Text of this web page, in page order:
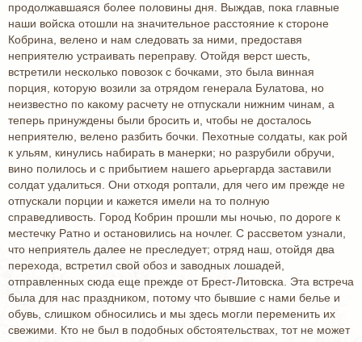
продолжавшаяся более половины дня. Выждав, пока главные
наши войска отошли на значительное расстояние к стороне
Кобрина, велено и нам следовать за ними, предоставя
неприятелю устраивать переправу. Отойдя верст шесть,
встретили несколько повозок с бочками, это была винная
порция, которую возили за отрядом генерала Булатова, но
неизвестно по какому расчету не отпускали нижним чинам, а
теперь принуждены были бросить и, чтобы не досталось
неприятелю, велено разбить бочки. Пехотные солдаты, как рой
к ульям, кинулись набирать в манерки; но разрубили обручи,
вино полилось и с прибытием нашего арьергарда заставили
солдат удалиться. Они отходя роптали, для чего им прежде не
отпускали порции и кажется имели на то полную
справедливость. Город Кобрин прошли мы ночью, по дороге к
местечку Ратно и остановились на ночлег. С рассветом узнали,
что неприятель далее не преследует; отряд наш, отойдя два
перехода, встретил свой обоз и заводных лошадей,
отправленных сюда еще прежде от Брест-Литовска. Эта встреча
была для нас праздником, потому что бывшие с нами белье и
обувь, слишком обносились и мы здесь могли переменить их
свежими. Кто не был в подобных обстоятельствах, тот не может